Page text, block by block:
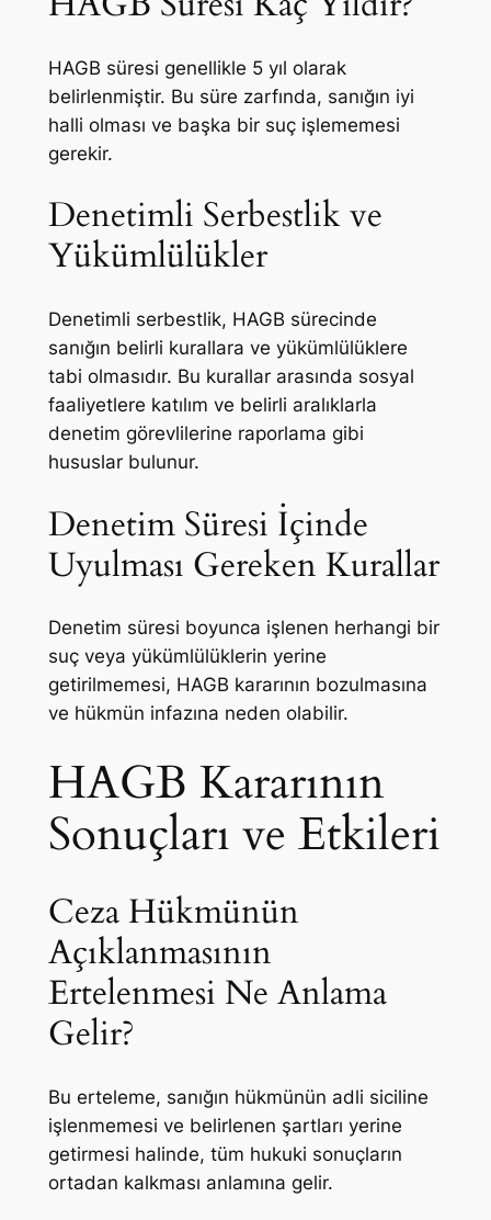
HAGB süresi genellikle 5 yıl olarak
belirlenmiştir. Bu süre zarfında, sanığın iyi
halli olması ve başka bir suç işlememesi
gerekir.
Denetimli Serbestlik ve
Yükümlülükler
Denetimli serbestlik, HAGB sürecinde
sanığın belirli kurallara ve yükümlülüklere
tabi olmasıdır. Bu kurallar arasında sosyal
faaliyetlere katılım ve belirli aralıklarla
denetim görevlilerine raporlama gibi
hususlar bulunur.
Denetim Süresi İçinde
Uyulması Gereken Kurallar
Denetim süresi boyunca işlenen herhangi bir
suç veya yükümlülüklerin yerine
getirilmemesi, HAGB kararının bozulmasına
ve hükmün infazına neden olabilir.
HAGB Kararının
Sonuçları ve Etkileri
Ceza Hükmünün
Açıklanmasının
Ertelenmesi Ne Anlama
Gelir?
Bu erteleme, sanığın hükmünün adli siciline
işlenmemesi ve belirlenen şartları yerine
getirmesi halinde, tüm hukuki sonuçların
ortadan kalkması anlamına gelir.